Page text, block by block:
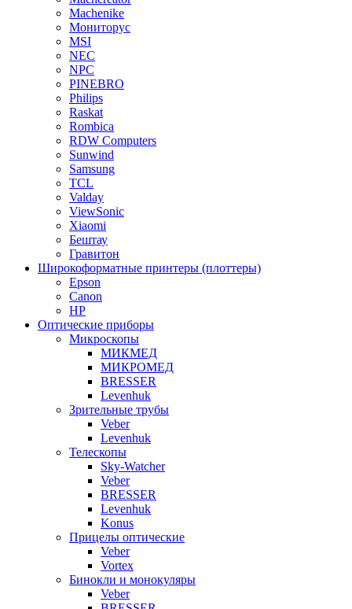
Machenike
Мониторус
MSI
NEC
NPC
PINEBRO
Philips
Raskat
Rombica
RDW Computers
Sunwind
Samsung
TCL
Valday
ViewSonic
Xiaomi
Бештау
Гравитон
Широкоформатные принтеры (плоттеры)
Epson
Canon
HP
Оптические приборы
Микроскопы
МИКМЕД
МИКРОМЕД
BRESSER
Levenhuk
Зрительные трубы
Veber
Levenhuk
Телескопы
Sky-Watcher
Veber
BRESSER
Levenhuk
Konus
Прицелы оптические
Veber
Vortex
Бинокли и монокуляры
Veber